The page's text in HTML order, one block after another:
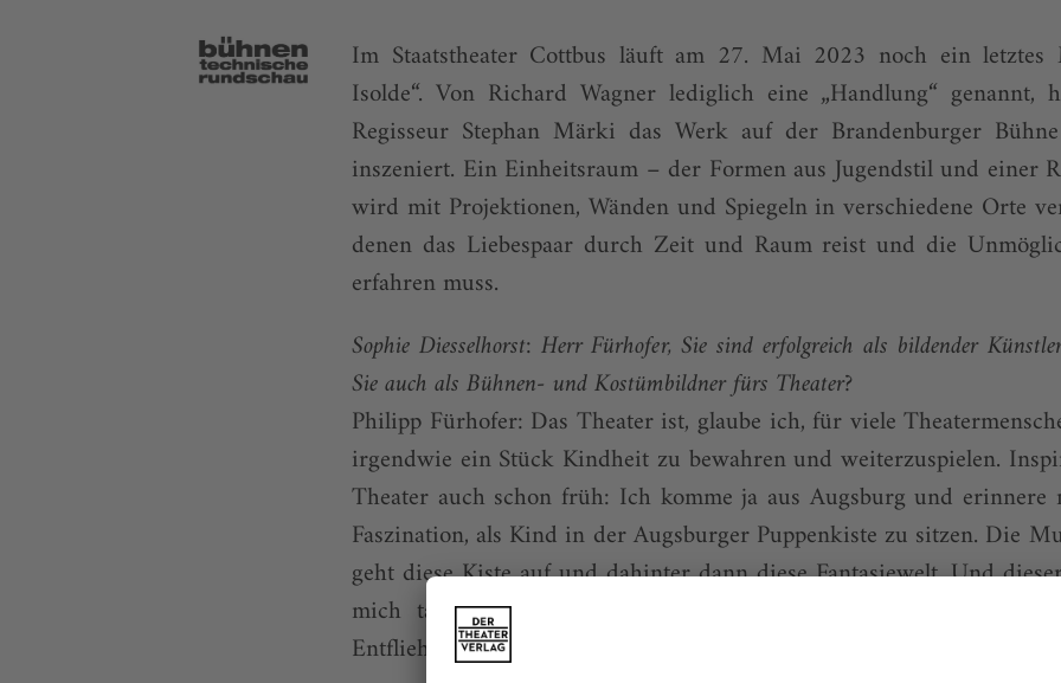
Im Staatstheater Cottbus läuft am 27. Mai 2023 noch ein letztes
Isolde“. Von Richard Wagner lediglich eine „Handlung“ genannt,
Regisseur Stephan Märki das Werk auf der Brandenburger
inszeniert. Ein Einheitsraum – der Formen aus Jugendstil und einer
wird mit Projektionen, Wänden und Spiegeln in verschiedene Orte
denen das Liebespaar durch Zeit und Raum reist und die
erfahren muss.
Sophie Diesselhorst: Herr Fürhofer, Sie sind erfolgreich als bildender
Sie auch als Bühnen- und Kostümbildner fürs Theater?
Philipp Fürhofer: Das Theater ist, glaube ich, für viele
irgendwie ein Stück Kindheit zu bewahren und weiterzuspielen.
Theater auch schon früh: Ich komme ja aus Augsburg und erinnere
Faszination, als Kind in der Augsburger Puppenkiste zu sitzen. Die
geht diese Kiste auf und dahinter dann diese Fantasiewelt. Und
mich tatsächlich fast magischer, als was danach auf der Bühne
Entfliehen der Realität hat mich ...